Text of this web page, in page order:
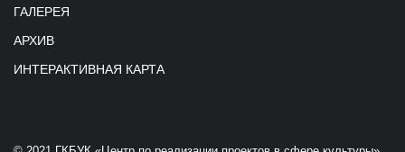
ГАЛЕРЕЯ
АРХИВ
ИНТЕРАКТИВНАЯ КАРТА